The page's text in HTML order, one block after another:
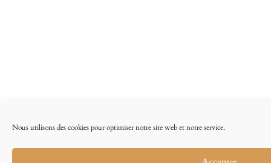
Nous utilisons des cookies pour optimiser notre site web et notre service.